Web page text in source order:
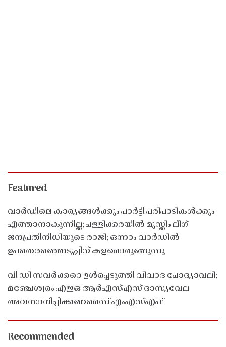
Featured
വാർഡിലെ കാര്യങ്ങൾക്കും പാർട്ടി പരിപാടികൾക്കും
എത്താനാകുന്നില്ല; പള്ളിക്കരയിൽ മുസ്ലിം ലീഗ്
ജനപ്രതിനിധിയുടെ രാജി; ഒന്നാം വാർഡിൽ
ഉപതെരഞ്ഞെടുപ്പിന് കളമൊരുങ്ങുന്നു
വി ഡി സവർക്കറെ ഉൾപ്പെടുത്തി വിവാദ ചോദ്യാവലി;
മഞ്ചേശ്വരം എഇഒ ആർഎസ്എസ് ദാസ്യവേല
അവസാനിപ്പിക്കണമെന്ന് എംഎസ്എഫ്
Recommended